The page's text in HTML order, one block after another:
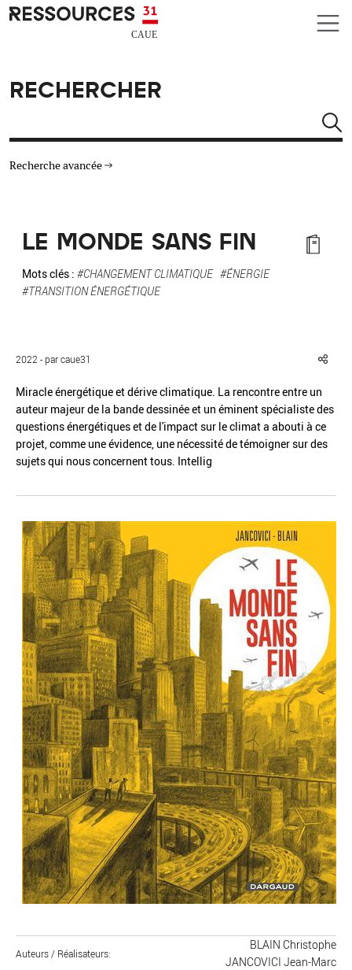
Aller au contenu principal
CAUE RESSOURCES 31
RECHERCHER
Recherche avancée
TYPE DE RESSOURCES
MATÉRIAUX
Réinitialiser Fermer la recherche avancée
LE MONDE SANS FIN
Mots clés : #CHANGEMENT CLIMATIQUE #ÉNERGIE
#TRANSITION ÉNERGÉTIQUE
2022 - par caue31
Miracle énergétique et dérive climatique. La rencontre entre un
auteur majeur de la bande dessinée et un éminent spécialiste des
questions énergétiques et de l'impact sur le climat a abouti à ce
projet, comme une évidence, une nécessité de témoigner sur des
sujets qui nous concernent tous. Intellig
Auteurs / Réalisateurs
BLAIN Christophe
JANCOVICI Jean-Marc